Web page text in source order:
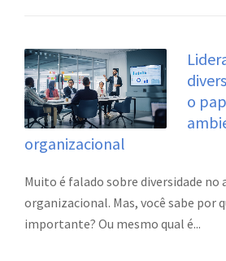
o
organizacional
Muito é falado sobre diversidade no
organizacional. Mas, você sabe por
importante? Ou mesmo qual é...